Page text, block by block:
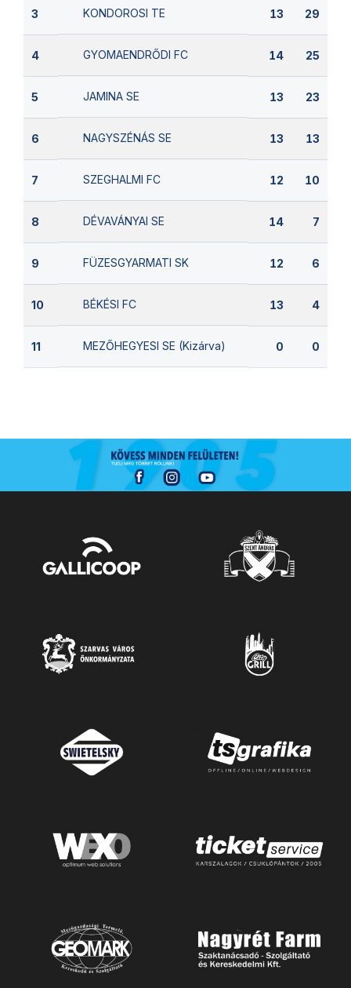
3 KONDOROSI TE 13 29
4 GYOMAENDRŐDI FC 14 25
5 JAMINA SE 13 23
6 NAGYSZÉNÁS SE 13 13
7 SZEGHALMI FC 12 10
8 DÉVAVÁNYAI SE 14 7
9 FÜZESGYARMATI SK 12 6
10 BÉKÉSI FC 13 4
11 MEZŐHEGYESI SE (Kizárva) 0 0